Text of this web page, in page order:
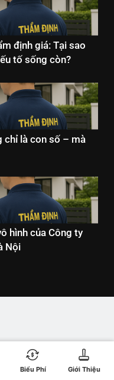
định giá: Tại sao
tố sống còn?
chỉ là con số – mà
hình của Công ty
Nội
Biểu Phí Giới Thiệu